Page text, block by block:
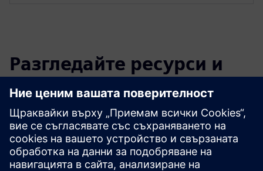
Разгледайте ресурси и
свързани продукти
Допълнителна информация и
ресурси